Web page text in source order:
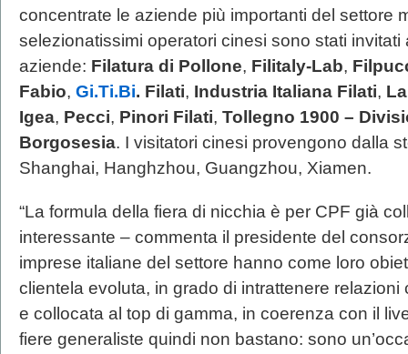
concentrate le aziende più importanti del settore
selezionatissimi operatori cinesi sono stati invitati
aziende: Filatura di Pollone, Filitaly-Lab,
Fabio, Gi.Ti.Bi. Filati, Industria Italiana Filati,
Igea, Pecci, Pinori Filati, Tollegno 1900 –
Borgosesia. I visitatori cinesi provengono dalla
Shanghai, Hanghzhou, Guangzhou, Xiamen.
“La formula della fiera di nicchia è per CPF già
interessante – commenta il presidente del
imprese italiane del settore hanno come loro
clientela evoluta, in grado di intrattenere
e collocata al top di gamma, in coerenza con il
fiere generaliste quindi non bastano: sono